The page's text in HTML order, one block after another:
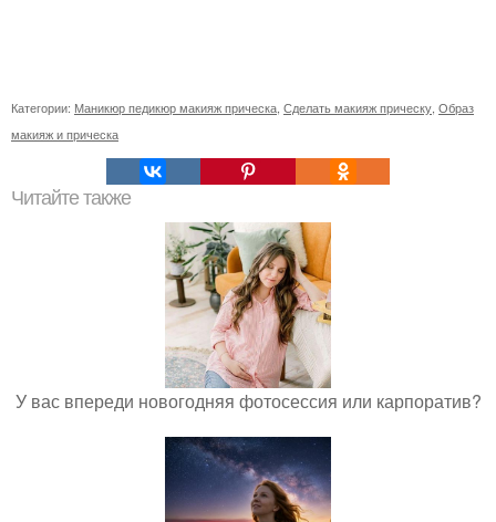
Категории: Маникюр педикюр макияж прическа Сделать макияж прическу Образ
макияж и прическа
Читайте также
У вас впереди новогодняя фотосессия или карпоратив?